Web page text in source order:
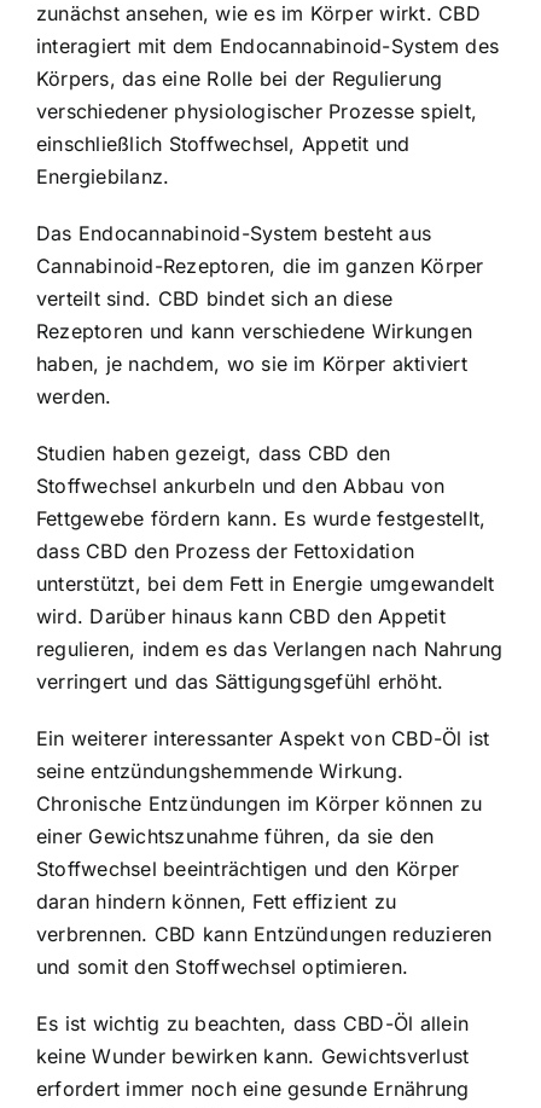
zunächst ansehen, wie es im Körper wirkt. CBD
interagiert mit dem Endocannabinoid-System des
Körpers, das eine Rolle bei der Regulierung
verschiedener physiologischer Prozesse spielt,
einschließlich Stoffwechsel, Appetit und
Energiebilanz.
Das Endocannabinoid-System besteht aus
Cannabinoid-Rezeptoren, die im ganzen Körper
verteilt sind. CBD bindet sich an diese
Rezeptoren und kann verschiedene Wirkungen
haben, je nachdem, wo sie im Körper aktiviert
werden.
Studien haben gezeigt, dass CBD den
Stoffwechsel ankurbeln und den Abbau von
Fettgewebe fördern kann. Es wurde festgestellt,
dass CBD den Prozess der Fettoxidation
unterstützt, bei dem Fett in Energie umgewandelt
wird. Darüber hinaus kann CBD den Appetit
regulieren, indem es das Verlangen nach Nahrung
verringert und das Sättigungsgefühl erhöht.
Ein weiterer interessanter Aspekt von CBD-Öl ist
seine entzündungshemmende Wirkung.
Chronische Entzündungen im Körper können zu
einer Gewichtszunahme führen, da sie den
Stoffwechsel beeinträchtigen und den Körper
daran hindern können, Fett effizient zu
verbrennen. CBD kann Entzündungen reduzieren
und somit den Stoffwechsel optimieren.
Es ist wichtig zu beachten, dass CBD-Öl allein
keine Wunder bewirken kann. Gewichtsverlust
erfordert immer noch eine gesunde Ernährung